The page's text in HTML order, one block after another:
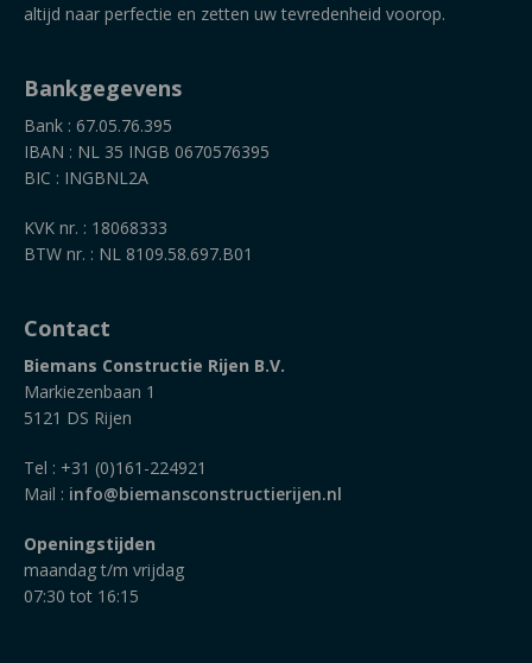
altijd naar perfectie en zetten uw tevredenheid voorop.
Bankgegevens
Bank : 67.05.76.395
IBAN : NL 35 INGB 0670576395
BIC : INGBNL2A
KVK nr. : 18068333
BTW nr. : NL 8109.58.697.B01
Contact
Biemans Constructie Rijen B.V.
Markiezenbaan 1
5121 DS Rijen
Tel : +31 (0)161-224921
Mail : info@biemansconstructierijen.nl
Openingstijden
maandag t/m vrijdag
07:30 tot 16:15